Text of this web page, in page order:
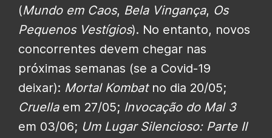
(Mundo em Caos, Bela Vingança, Os
Pequenos Vestígios). No entanto, novos
concorrentes devem chegar nas
próximas semanas (se a Covid-19
deixar): Mortal Kombatno dia 20/05;
Cruella em 27/05; Invocação do Mal 3
em 03/06; Um Lugar Silencioso: Parte II